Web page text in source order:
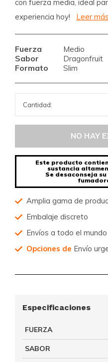
con fuerza media, ideal
experiencia hoy!
Leer
Fuerza Medio
Sabor Dragonfruit
Formato Slim
NO HAY
Este producto
sustancia
Se desaconseja
Amplia gama de
Embalaje discreto
Envíos a todo el mundo
Opciones de Envío
Especificaciones
FUERZA
SABOR